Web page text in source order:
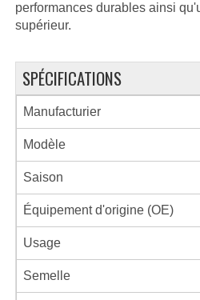
performances durables ainsi
supérieur.
SPÉCIFICATIONS
Manufacturier
Modèle
Saison
Équipement d'origine (OE)
Usage
Semelle